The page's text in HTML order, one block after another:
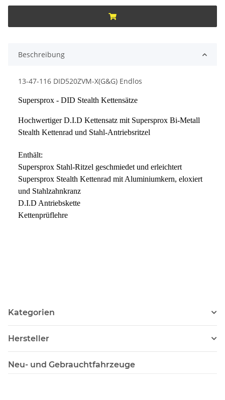
Beschreibung
13-47-116 DID520ZVM-X(G&G) Endlos
Supersprox - DID Stealth Kettensätze
Hochwertiger D.I.D Kettensatz mit Supersprox Bi-Metall
Stealth Kettenrad und Stahl-Antriebsritzel
Enthält:
Supersprox Stahl-Ritzel geschmiedet und erleichtert
Supersprox Stealth Kettenrad mit Aluminiumkern, eloxiert
und Stahlzahnkranz
D.I.D Antriebskette
Kettenprüflehre
Kategorien
Hersteller
Neu- und Gebrauchtfahrzeuge